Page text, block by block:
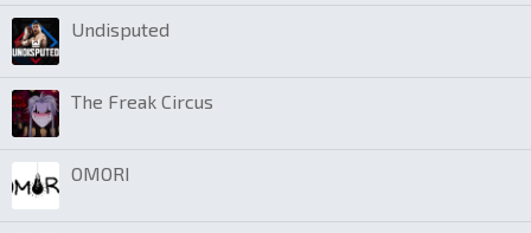
Undisputed
The Freak Circus
OMORI